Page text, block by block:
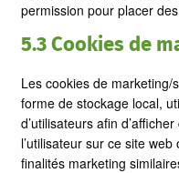
permission pour placer
5.3 Cookies de
Les cookies de
forme de stockage local,
d’utilisateurs afin
l’utilisateur sur ce site
finalités marketing